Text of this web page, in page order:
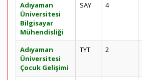
Adıyaman
Üniversitesi
Bilgisayar
Mühendisliği
SAY 4
Adıyaman
Üniversitesi
Çocuk Gelişimi
TYT 2